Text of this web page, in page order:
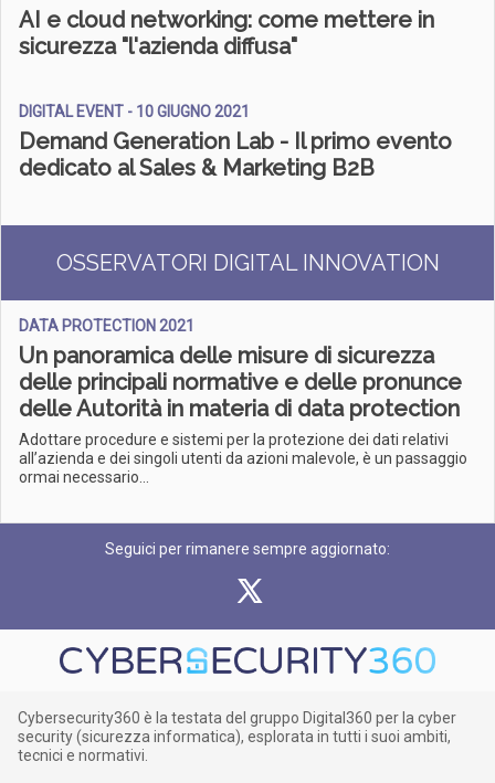
AI e cloud networking: come mettere in
sicurezza "l'azienda diffusa"
DIGITAL EVENT - 10 GIUGNO 2021
Demand Generation Lab - Il primo evento
dedicato al Sales & Marketing B2B​
OSSERVATORI DIGITAL INNOVATION
DATA PROTECTION 2021
Un panoramica delle misure di sicurezza
delle principali normative e delle pronunce
delle Autorità in materia di data protection
Adottare procedure e sistemi per la protezione dei dati relativi
all’azienda e dei singoli utenti da azioni malevole, è un passaggio
ormai necessario...
Seguici per rimanere sempre aggiornato:
Cybersecurity360 è la testata del gruppo Digital360 per la cyber
security (sicurezza informatica), esplorata in tutti i suoi ambiti,
tecnici e normativi.